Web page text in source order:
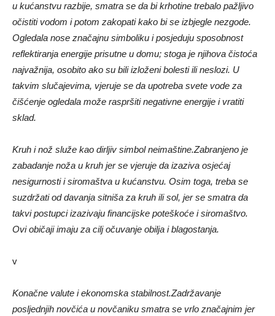
u kućanstvu razbije, smatra se da bi krhotine trebalo pažljivo
očistiti vodom i potom zakopati kako bi se izbjegle nezgode.
Ogledala nose značajnu simboliku i posjeduju sposobnost
reflektiranja energije prisutne u domu; stoga je njihova čistoća
najvažnija, osobito ako su bili izloženi bolesti ili neslozi. U
takvim slučajevima, vjeruje se da upotreba svete vode za
čišćenje ogledala može raspršiti negativne energije i vratiti
sklad.
Kruh i nož služe kao dirljiv simbol neimaštine.Zabranjeno je
zabadanje noža u kruh jer se vjeruje da izaziva osjećaj
nesigurnosti i siromaštva u kućanstvu. Osim toga, treba se
suzdržati od davanja sitniša za kruh ili sol, jer se smatra da
takvi postupci izazivaju financijske poteškoće i siromaštvo.
Ovi običaji imaju za cilj očuvanje obilja i blagostanja.
v
Konačne valute i ekonomska stabilnost.Zadržavanje
posljednjih novčića u novčaniku smatra se vrlo značajnim jer